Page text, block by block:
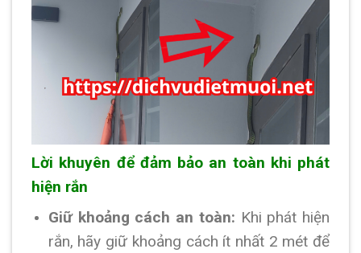
Lời khuyên để đảm bảo an toàn khi phát
hiện rắn
Giữ khoảng cách an toàn: Khi phát hiện
rắn, hãy giữ khoảng cách ít nhất 2 mét để